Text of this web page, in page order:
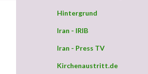
Hintergrund
Iran - IRIB
Iran - Press TV
Kirchenaustritt.de